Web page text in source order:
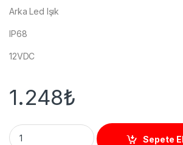
Arka Led Işık
IP68
12VDC
1.248₺
M54 Standalone Kart Okuyucu MF
Sepete